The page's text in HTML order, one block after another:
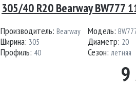
305/40 R20 Bearway BW777
Производитель: Bearway
Ширина: 305
Профиль: 40
Модель:
Диаметр: 20
Сезон: летняя